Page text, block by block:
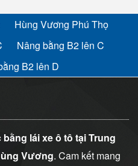
Hùng Vương Phú Thọ
Nâng bằng B2 lên C
B2 lên D
lái xe ô tô tại Trung
Vương. Cam kết mang